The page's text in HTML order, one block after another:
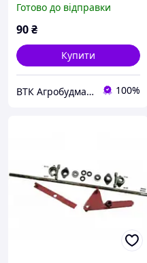
Готово до відправки
90₴
Купити
ВТК Агробудмаш 100%